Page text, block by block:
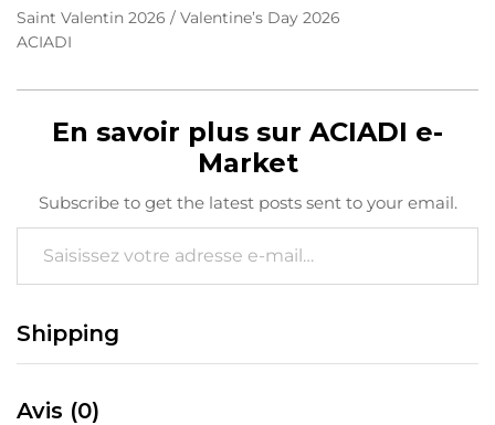
Saint Valentin 2026 / Valentine’s Day 2026
ACIADI
En savoir plus sur ACIADI e-
Market
Subscribe to get the latest posts sent to your email.
Saisissez votre adresse e-mail…
Shipping
Avis (0)